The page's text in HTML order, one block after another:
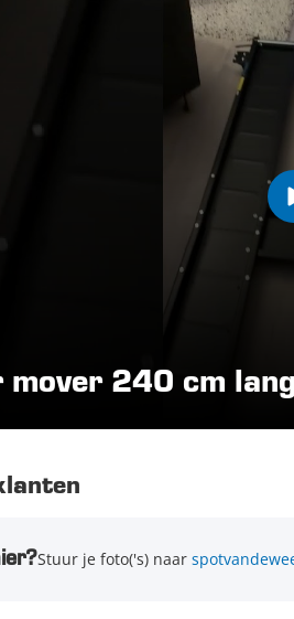
mover 240 cm
Stuur je foto('s) naar